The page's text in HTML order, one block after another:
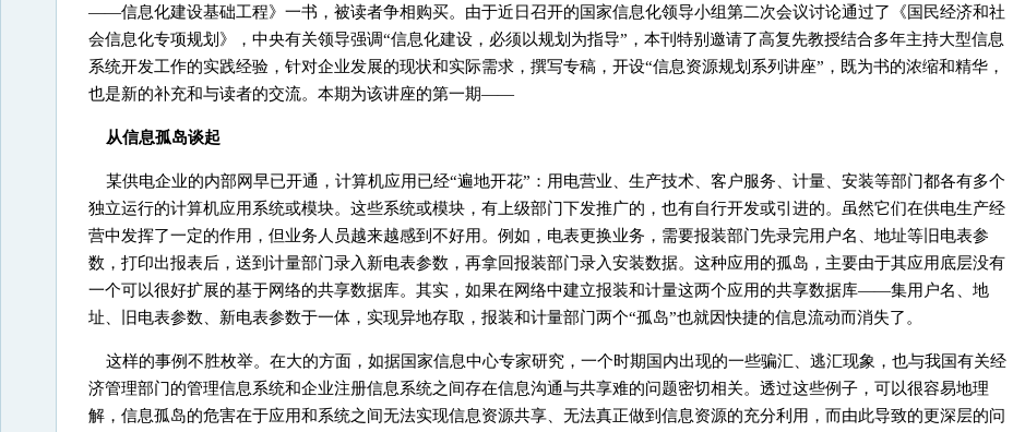
——信息化建设基础工程》一书，被读者争相购买。由于近日召开的国家信息化领导小组第二次会议讨论通过了《国民经济和社
会信息化专项规划》，中央有关领导强调“信息化建设，必须以规划为指导”，本刊特别邀请了高复先教授结合多年主持大型信息
系统开发工作的实践经验，针对企业发展的现状和实际需求，撰写专稿，开设“信息资源规划系列讲座”，既为书的浓缩和精华，
也是新的补充和与读者的交流。本期为该讲座的第一期——
从信息孤岛谈起
某供电企业的内部网早已开通，计算机应用已经“遍地开花”：用电营业、生产技术、客户服务、计量、安装等部门都各有多个
独立运行的计算机应用系统或模块。这些系统或模块，有上级部门下发推广的，也有自行开发或引进的。虽然它们在供电生产经
营中发挥了一定的作用，但业务人员越来越感到不好用。例如，电表更换业务，需要报装部门先录完用户名、地址等旧电表参
数，打印出报表后，送到计量部门录入新电表参数，再拿回报装部门录入安装数据。这种应用的孤岛，主要由于其应用底层没有
一个可以很好扩展的基于网络的共享数据库。其实，如果在网络中建立报装和计量这两个应用的共享数据库——集用户名、地
址、旧电表参数、新电表参数于一体，实现异地存取，报装和计量部门两个“孤岛”也就因快捷的信息流动而消失了。
这样的事例不胜枚举。在大的方面，如据国家信息中心专家研究，一个时期国内出现的一些骗汇、逃汇现象，也与我国有关经
济管理部门的管理信息系统和企业注册信息系统之间存在信息沟通与共享难的问题密切相关。透过这些例子，可以很容易地理
解，信息孤岛的危害在于应用和系统之间无法实现信息资源共享、无法真正做到信息资源的充分利用，而由此导致的更深层的问